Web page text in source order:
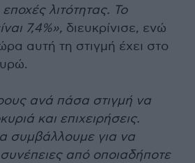
λιτότητας. Το
7,4%», διευκρίνισε, ενώ
αυτή τη στιγμή έχει στο
ανά πάσα στιγμή να
και επιχειρήσεις.
συμβάλλουμε για να
συνέπειες από οποιαδήποτε